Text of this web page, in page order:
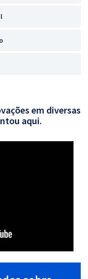
em diversas
aqui.